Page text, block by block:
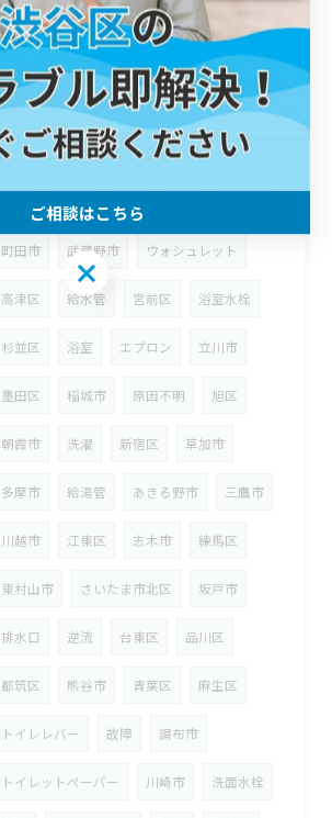
八王子市 シンク 入間市 平塚市
洗面台 神奈川区 台所詰まり 異物
世田谷区 蛇口 西多摩郡 桝
埼玉県 狭山市 ウォーターハンマー
八潮市
町田市 武蔵野市 ウォシュレット
高津区 給水管 宮前区 浴室水栓
杉並区 浴室 エプロン 立川市
墨田区 稲城市 原因不明 旭区
朝霞市 洗濯 新宿区 草加市
多摩市 給湯管 あきる野市 三鷹市
川越市 江東区 志木市 練馬区
東村山市 さいたま市北区 坂戸市
排水口 逆流 台東区 品川区
都筑区 熊谷市 青葉区 麻生区
トイレレバー 故障 調布市
トイレットペーパー 川崎市 洗面水栓
ご相談はこちら
ご相談はこちら